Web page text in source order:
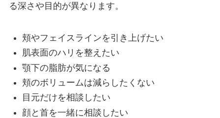
る深さや目的が異なります。
頬やフェイスラインを引き上げたい
肌表面のハリを整えたい
顎下の脂肪が気になる
頬のボリュームは減らしたくない
目元だけを相談したい
顔と首を一緒に相談したい